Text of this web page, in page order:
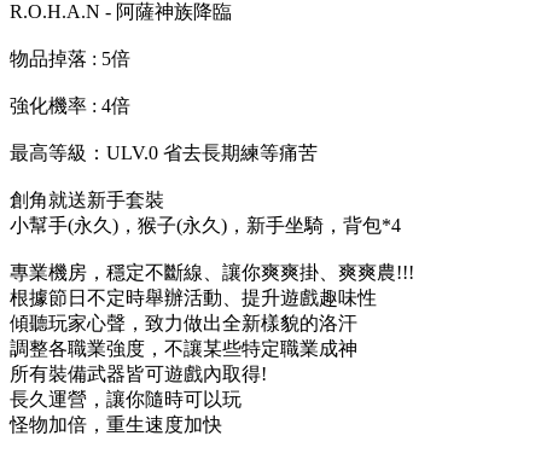
R.O.H.A.N - 阿薩神族降臨
物品掉落 : 5倍
強化機率 : 4倍
最高等級：ULV.0 省去長期練等痛苦
創角就送新手套裝
小幫手(永久)，猴子(永久)，新手坐騎，背包*4
專業機房，穩定不斷線、讓你爽爽掛、爽爽農!!!
根據節日不定時舉辦活動、提升遊戲趣味性
傾聽玩家心聲，致力做出全新樣貌的洛汗
調整各職業強度，不讓某些特定職業成神
所有裝備武器皆可遊戲內取得!
長久運營，讓你隨時可以玩
怪物加倍，重生速度加快